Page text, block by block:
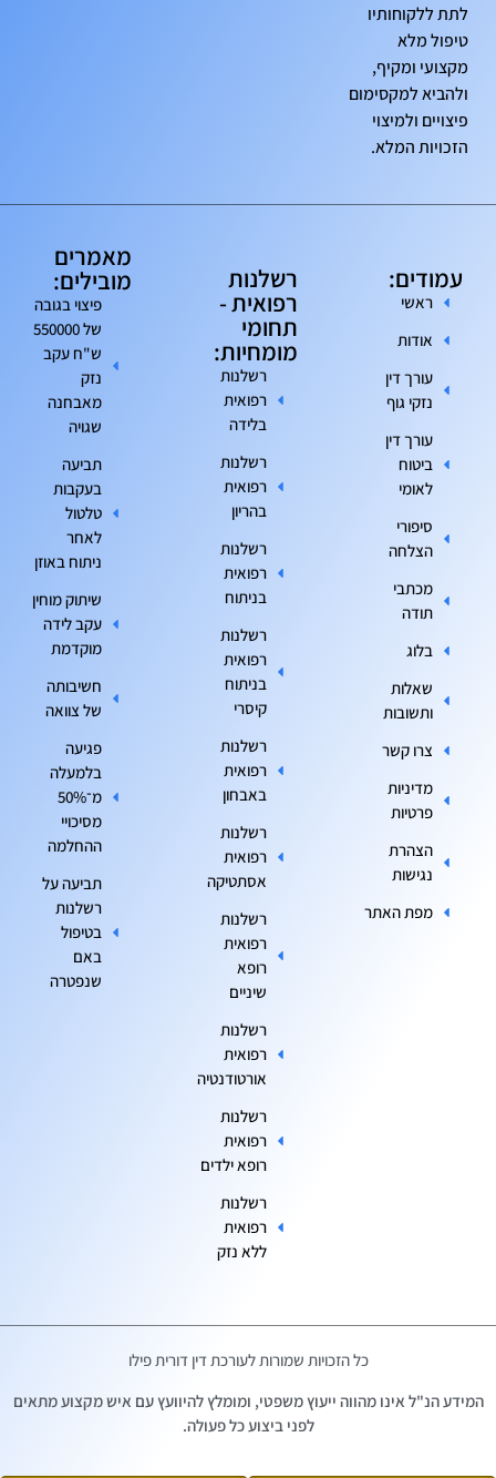
לתת ללקוחותיו
טיפול מלא
מקצועי ומקיף,
ולהביא למקסימום
פיצויים ולמיצוי
הזכויות המלא.
עמודים:
ראשי
אודות
עורך דין
נזקי גוף
עורך דין
ביטוח
לאומי
סיפורי
הצלחה
מכתבי
תודה
בלוג
שאלות
ותשובות
צרו קשר
מדיניות
פרטיות
הצהרת
נגישות
מפת האתר
רשלנות
רפואית -
תחומי
מומחיות:
רשלנות
רפואית
בלידה
רשלנות
רפואית
בהריון
רשלנות
רפואית
בניתוח
רשלנות
רפואית
בניתוח
קיסרי
רשלנות
רפואית
באבחון
רשלנות
רפואית
אסתטיקה
רשלנות
רפואית
רופא
שיניים
רשלנות
רפואית
אורטודנטיה
רשלנות
רפואית
רופא ילדים
רשלנות
רפואית
ללא נזק
מאמרים
מובילים:
פיצוי בגובה
של 550000
ש"ח עקב
נזק
מאבחנה
שגויה
תביעה
בעקבות
טלטול
לאחר
ניתוח באוזן
שיתוק מוחין
עקב לידה
מוקדמת
חשיבותה
של צוואה
פגיעה
בלמעלה
מ־50%
מסיכויי
ההחלמה
תביעה על
רשלנות
בטיפול
באם
שנפטרה
כל הזכויות שמורות לעורכת דין דורית פילו
המידע הנ"ל אינו מהווה ייעוץ משפטי, ומומלץ להיוועץ עם איש מקצוע מתאים
לפני ביצוע כל פעולה.